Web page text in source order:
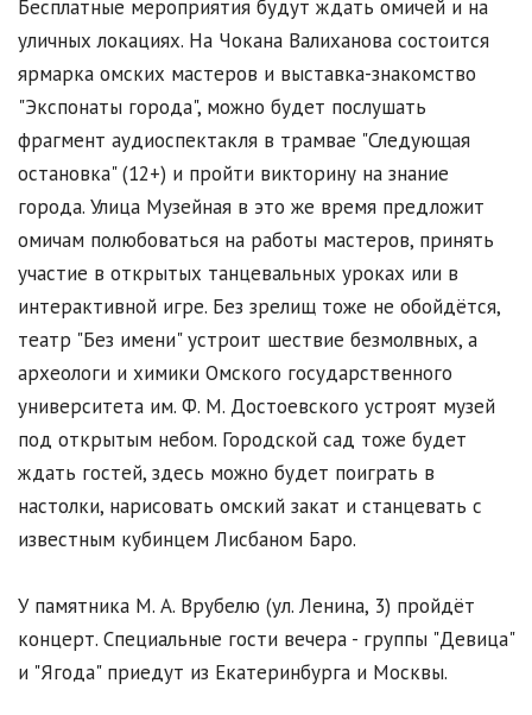
Бесплатные мероприятия будут ждать омичей и на
уличных локациях. На Чокана Валиханова состоится
ярмарка омских мастеров и выставка-знакомство
"Экспонаты города", можно будет послушать
фрагмент аудиоспектакля в трамвае "Следующая
остановка" (12+) и пройти викторину на знание
города. Улица Музейная в это же время предложит
омичам полюбоваться на работы мастеров, принять
участие в открытых танцевальных уроках или в
интерактивной игре. Без зрелищ тоже не обойдётся,
театр "Без имени" устроит шествие безмолвных, а
археологи и химики Омского государственного
университета им. Ф. М. Достоевского устроят музей
под открытым небом. Городской сад тоже будет
ждать гостей, здесь можно будет поиграть в
настолки, нарисовать омский закат и станцевать с
известным кубинцем Лисбаном Баро.
У памятника М. А. Врубелю (ул. Ленина, 3) пройдёт
концерт. Специальные гости вечера - группы "Девица"
и "Ягода" приедут из Екатеринбурга и Москвы.